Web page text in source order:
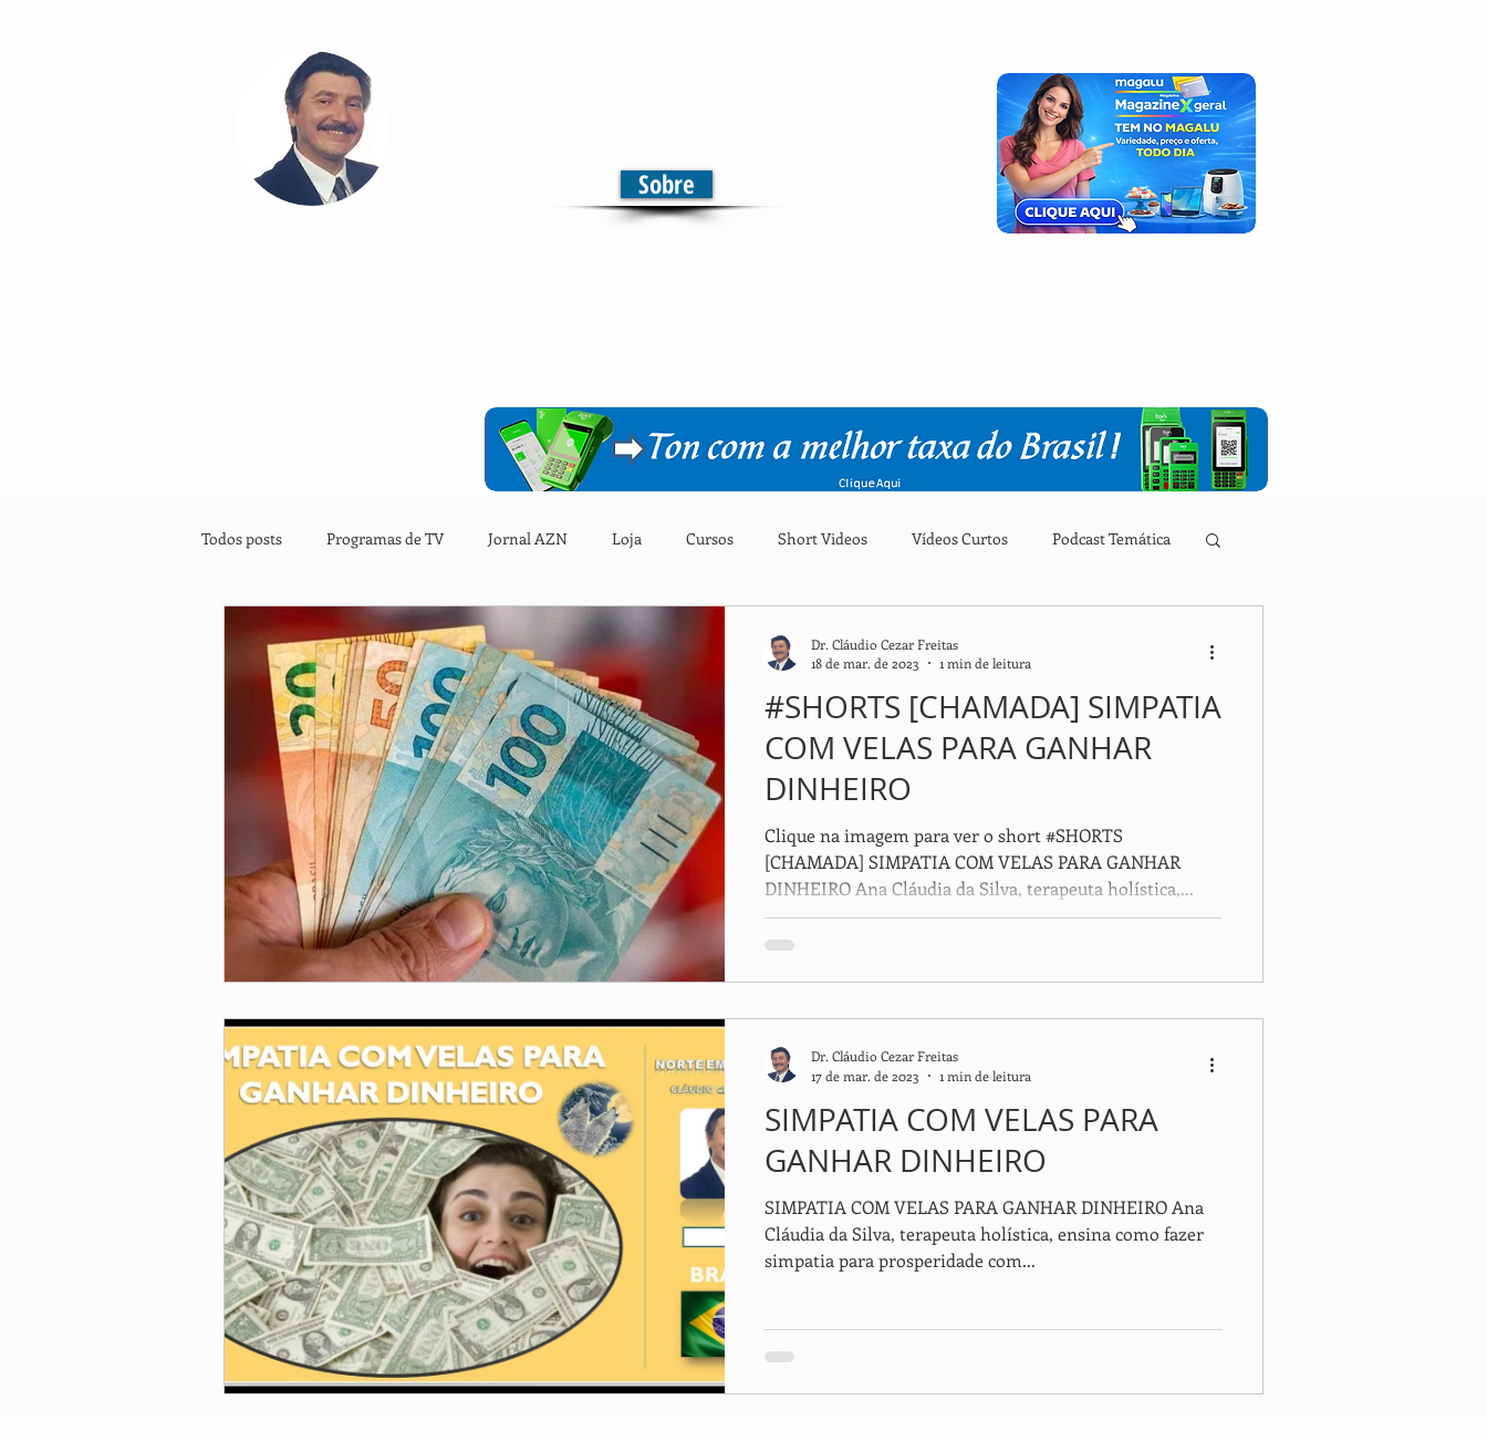
Sobre
Todos posts Programas de TV Jornal AZN Loja Cursos Short Videos Vídeos Curtos Podcast Temática
Clipe Musical Prestação de Serviços Notícias Urgentes
#SHORTS [CHAMADA] SIMPATIA
COM VELAS PARA GANHAR
DINHEIRO
Clique na imagem para ver o short #SHORTS
[CHAMADA] SIMPATIA COM VELAS PARA GANHAR
DINHEIRO Ana Cláudia da Silva, terapeuta holística,...
Dr. Cláudio Cezar Freitas
18 de mar. de 2023
1 min de leitura
SIMPATIA COM VELAS PARA
GANHAR DINHEIRO
SIMPATIA COM VELAS PARA GANHAR DINHEIRO Ana
Cláudia da Silva, terapeuta holística, ensina como fazer
simpatia para prosperidade com...
Dr. Cláudio Cezar Freitas
17 de mar. de 2023
1 min de leitura